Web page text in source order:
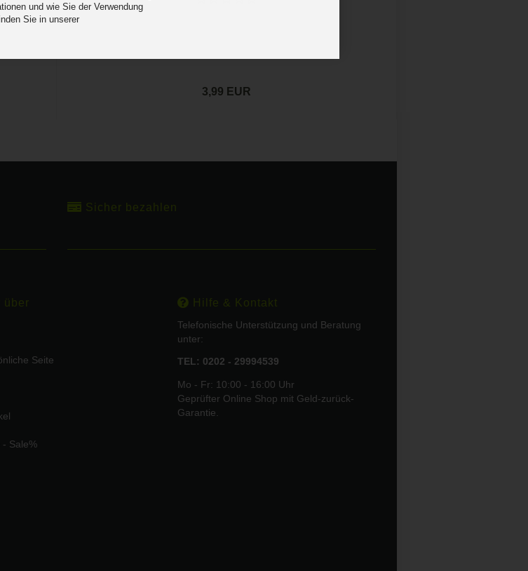
und wie Sie der Verwendung
Sie in unserer
3,99 EUR
Sicher bezahlen
über
Seite
- Sale%
Hilfe & Kontakt
Telefonische Unterstützung und Beratung
unter:
TEL: 0202 - 29994539
Mo - Fr: 10:00 - 16:00 Uhr
Geprüfter Online Shop mit Geld-zurück-
Garantie.